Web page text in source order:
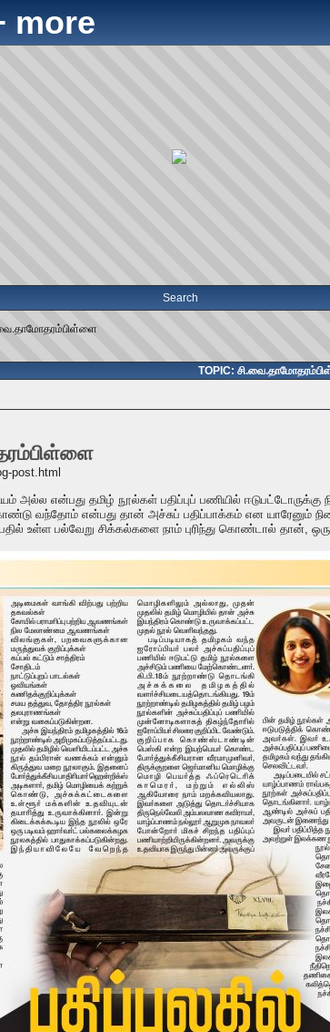
more
Search
TOPIC:
post.html
அல்ல என்பது தமிழ் நூல்கள் பதிப்புப் பணியில்
வந்தோம் என்பது தான் அச்சுப் பதிப்பாக்கம் என யாரேனும்
உள்ள பல்வேறு சிக்கல்களை நாம் புரிந்து கொண்டால் தான், ஒரு